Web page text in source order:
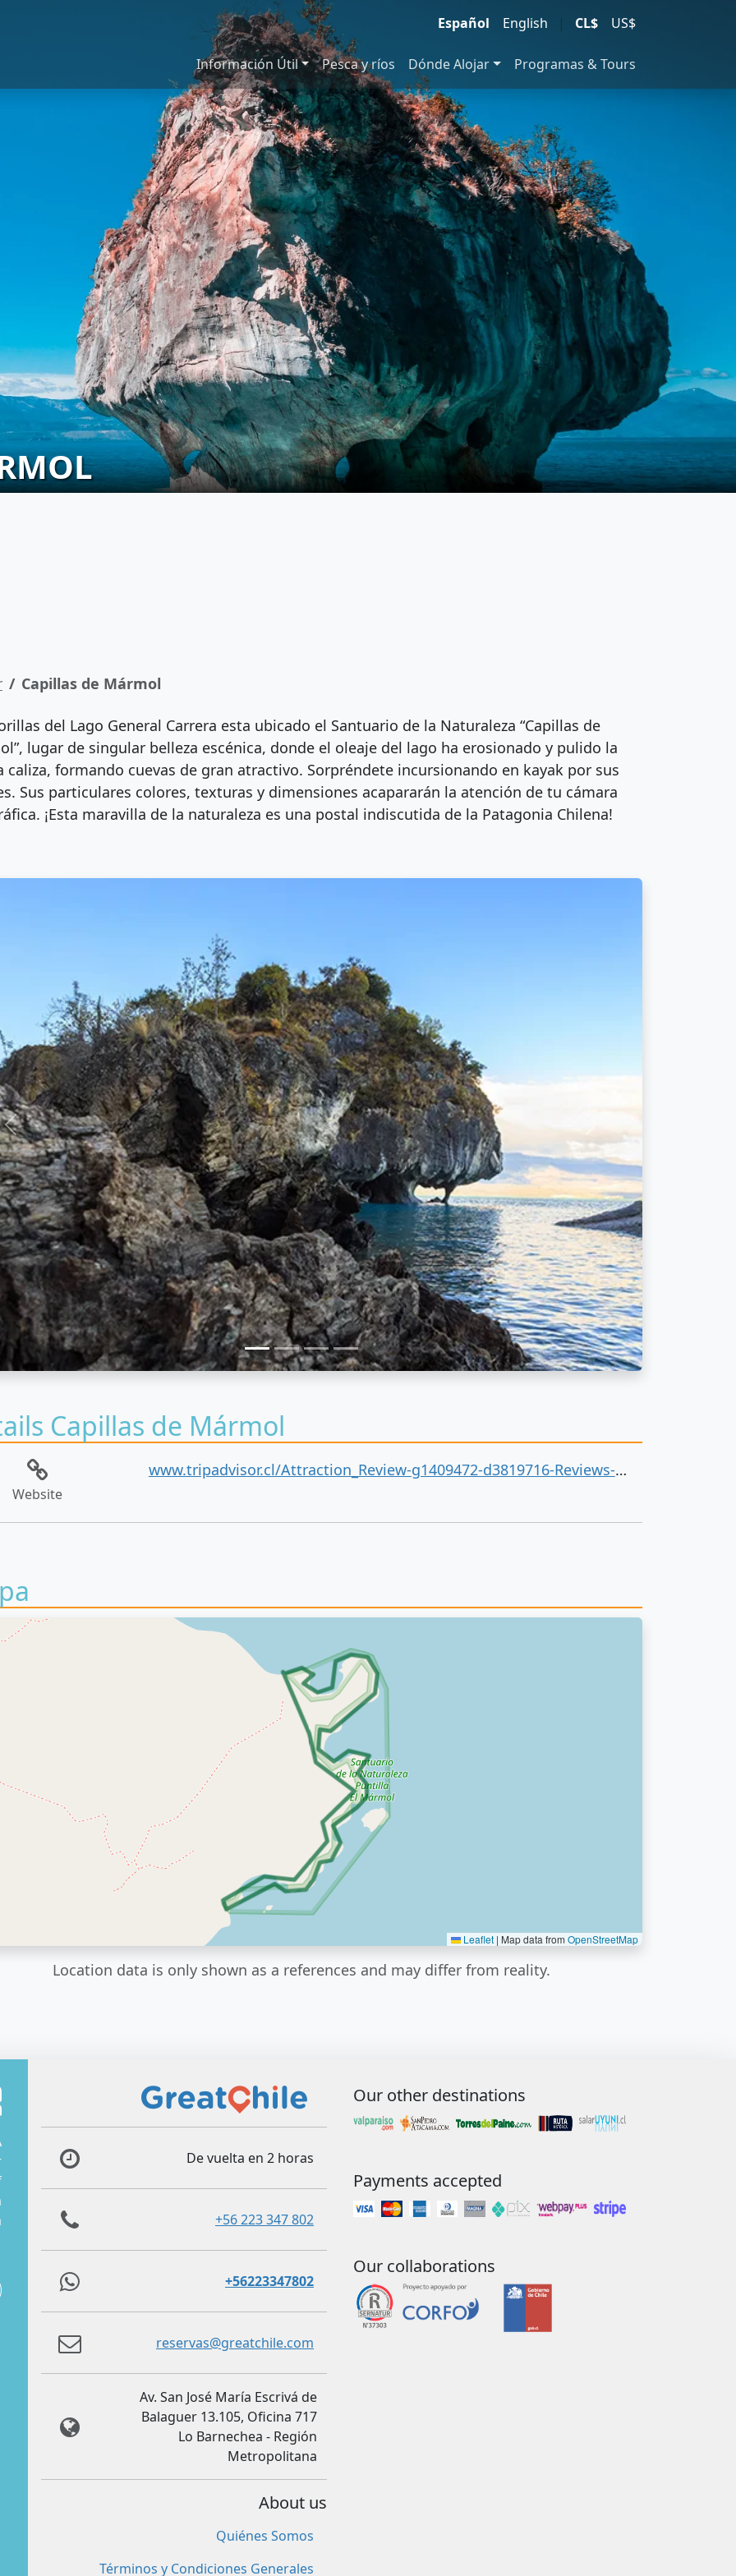
Español English | CL$ US$
Información Útil Pesca y ríos Dónde Alojar Programas & Tours
Capillas de Mármol
del Lago General Carrera esta ubicado el Santuario de la Naturaleza “Capillas de
lugar de singular belleza escénica, donde el oleaje del lago ha erosionado y pulido la
caliza, formando cuevas de gran atractivo. Sorpréndete incursionando en kayak por sus
Sus particulares colores, texturas y dimensiones acapararán la atención de tu cámara
¡Esta maravilla de la naturaleza es una postal indiscutida de la Patagonia Chilena!
Anterior Siguiente
Capillas de Mármol
Website
www.tripadvisor.cl/Attraction_Review-g1409472-d3819716-Reviews-Capillas_de_Marmol-Puerto_Rio_Tranquilo_Aisen_Region.html
Leaflet | Map data from OpenStreetMap
Location data is only shown as a references and may differ from reality.
De vuelta en 2 horas
+56 223 347 802
+56223347802
reservas@greatchile.com
Av. San José María Escrivá de
Balaguer 13.105, Oficina 717
Lo Barnechea - Región
Metropolitana
About us
Quiénes Somos
Términos y Condiciones Generales
Our other destinations
Payments accepted
Our collaborations